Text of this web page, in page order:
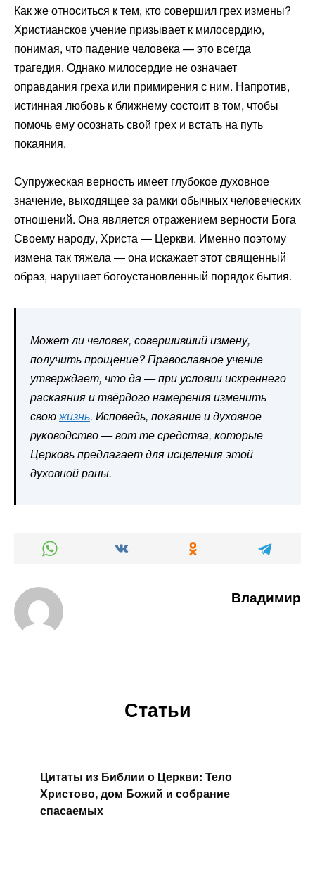
Как же относиться к тем, кто совершил грех измены?
Христианское учение призывает к милосердию,
понимая, что падение человека — это всегда
трагедия. Однако милосердие не означает
оправдания греха или примирения с ним. Напротив,
истинная любовь к ближнему состоит в том, чтобы
помочь ему осознать свой грех и встать на путь
покаяния.
Супружеская верность имеет глубокое духовное
значение, выходящее за рамки обычных человеческих
отношений. Она является отражением верности Бога
Своему народу, Христа — Церкви. Именно поэтому
измена так тяжела — она искажает этот священный
образ, нарушает богоустановленный порядок бытия.
Может ли человек, совершивший измену,
получить прощение? Православное учение
утверждает, что да — при условии искреннего
раскаяния и твёрдого намерения изменить
своюжизнь. Исповедь, покаяние и духовное
руководство — вот те средства, которые
Церковь предлагает для исцеления этой
духовной раны.
Владимир
Статьи
Цитаты из Библии о Церкви: Тело
Христово, дом Божий и собрание
спасаемых